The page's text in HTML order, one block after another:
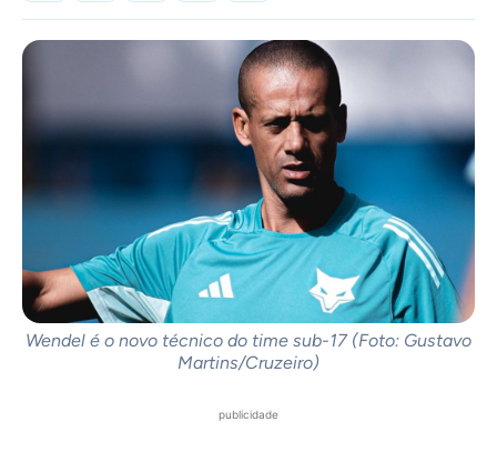
Wendel é o novo técnico do time sub-17 (Foto: Gustavo
Martins/Cruzeiro)
publicidade